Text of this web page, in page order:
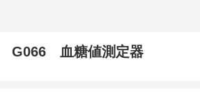
G066 血糖値測定器